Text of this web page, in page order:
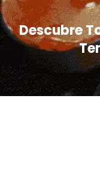
Descubre